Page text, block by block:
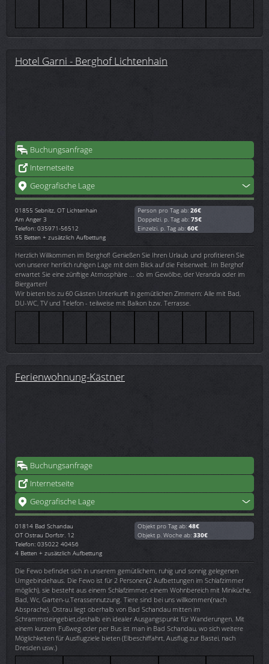
Hotel Garni - Berghof Lichtenhain
Buchungsanfrage
Internetseite
Geografische Lage
01855 Sebnitz, OT Lichtenhain
Am Anger 3
Telefon: 035971-56512
55 Betten + zusätzlich Aufbettung
Person pro Tag ab: 26€
Doppelzi. p. Tag ab: 75€
Einzelzi. p. Tag ab: 60€
Herzlich Willkommen im Berghof! Genießen Sie Ihren Urlaub und profitieren Sie
von unserer herrlich ruhigen Lage mit dem Blick auf die Felsenwelt. Im Berghof
erwartet Sie eine zünftige Atmosphäre ... ob im Gewölbe, der Veranda oder im
Biergarten!
Wir bieten bis zu 60 Gästen Unterkunft in gemütlichen Zimmern: Alle mit Bad,
DU-WC, TV und Telefon - teilweise mit Balkon bzw. Terrasse.
Ferienwohnung-Kästner
Buchungsanfrage
Internetseite
Geografische Lage
01814 Bad Schandau
OT Ostrau Dorfstr. 12
Telefon: 035022 40456
4 Betten + zusätzlich Aufbettung
Objekt pro Tag ab: 48€
Objekt p. Woche ab: 330€
Die Fewo befindet sich in unserem gemütlichem, ruhig und sonnig gelegenen
Umgebindehaus. Die Fewo ist für 2 Personen(2 Aufbettungen im Schlafzimmer
möglich), sie besteht aus einem Schlafzimmer, einem Wohnbereich mit Miniküche,
Bad, Wc, Garten-u.Terassennutzung. Tiere sind bei uns willkommen(nach
Absprache). Ostrau liegt oberhalb von Bad Schandau mitten im
Schrammsteingebiet,deshalb ein idealer Ausgangspunkt für Wanderungen. Mit
einem kurzem Fußweg oder per Bus ist man in Bad Schandau, wo sich weitere
Möglichkeiten für Ausflugziele bieten (Elbeschiffahrt, Ausflug zur Bastei, nach
Dresden usw.)